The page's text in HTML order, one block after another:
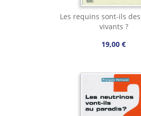
Les requins sont-ils
vivants ?
19,00 €